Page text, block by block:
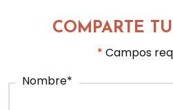
COMPARTE
* Campos
Nombre*